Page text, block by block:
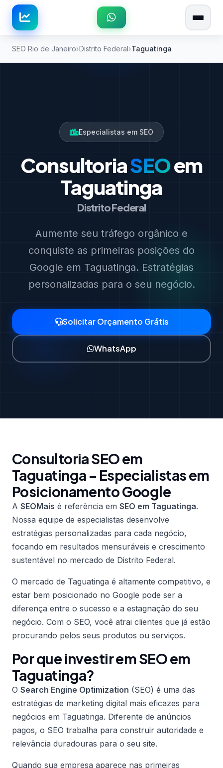
SEO Rio de Janeiro Distrito Federal Taguatinga
Especialistas em SEO
ConsultoriaSEOem
Taguatinga
Distrito Federal
Aumente seu tráfego orgânico e
conquiste as primeiras posições do
Google em Taguatinga. Estratégias
personalizadas para o seu negócio.
Solicitar Orçamento Grátis
WhatsApp
Consultoria SEO em
Taguatinga – Especialistas em
Posicionamento Google
A SEOMais é referência em SEO em Taguatinga.
Nossa equipe de especialistas desenvolve
estratégias personalizadas para cada negócio,
focando em resultados mensuráveis e crescimento
sustentável no mercado de Distrito Federal.
O mercado de Taguatinga é altamente competitivo, e
estar bem posicionado no Google pode ser a
diferença entre o sucesso e a estagnação do seu
negócio. Com o SEO, você atrai clientes que já estão
procurando pelos seus produtos ou serviços.
Por que investir em SEO em
Taguatinga?
O Search Engine Optimization (SEO) é uma das
estratégias de marketing digital mais eficazes para
negócios em Taguatinga. Diferente de anúncios
pagos, o SEO trabalha para construir autoridade e
relevância duradouras para o seu site.
Quando sua empresa aparece nas primeiras